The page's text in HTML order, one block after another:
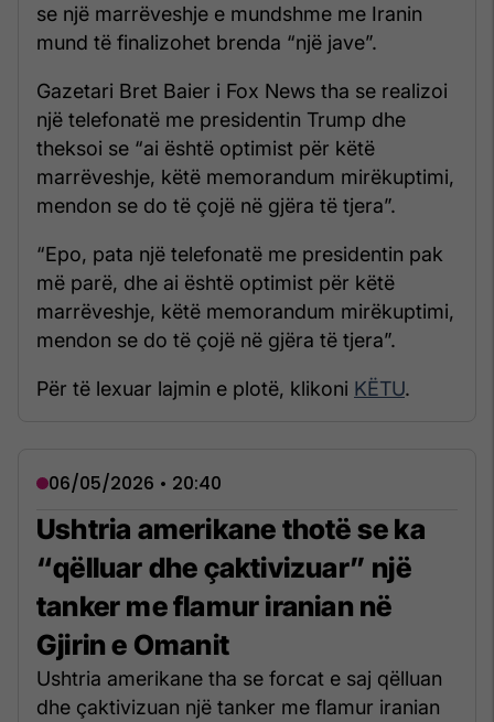
se një marrëveshje e mundshme me Iranin
mund të finalizohet brenda “një jave”.
Gazetari Bret Baier i Fox News tha se realizoi
një telefonatë me presidentin Trump dhe
theksoi se “ai është optimist për këtë
marrëveshje, këtë memorandum mirëkuptimi,
mendon se do të çojë në gjëra të tjera”.
“Epo, pata një telefonatë me presidentin pak
më parë, dhe ai është optimist për këtë
marrëveshje, këtë memorandum mirëkuptimi,
mendon se do të çojë në gjëra të tjera”.
Për të lexuar lajmin e plotë, klikoni KËTU.
06/05/2026 • 20:40
Ushtria amerikane thotë se ka
“qëlluar dhe çaktivizuar” një
tanker me flamur iranian në
Gjirin e Omanit
Ushtria amerikane tha se forcat e saj qëlluan
dhe çaktivizuan një tanker me flamur iranian